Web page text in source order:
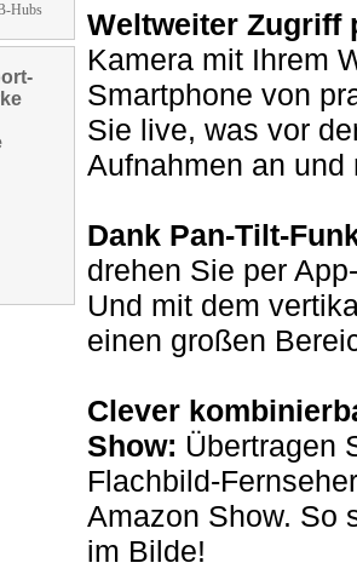
Hubs
Weltweiter Zugriff
Kamera mit Ihrem
Smartphone von
Sie live, was vor
Aufnahmen an
Dank Pan-Tilt-
drehen Sie per
Und mit dem
einen großen
Clever
Show: Übertragen
Flachbild-
Amazon Show. So
im Bilde!